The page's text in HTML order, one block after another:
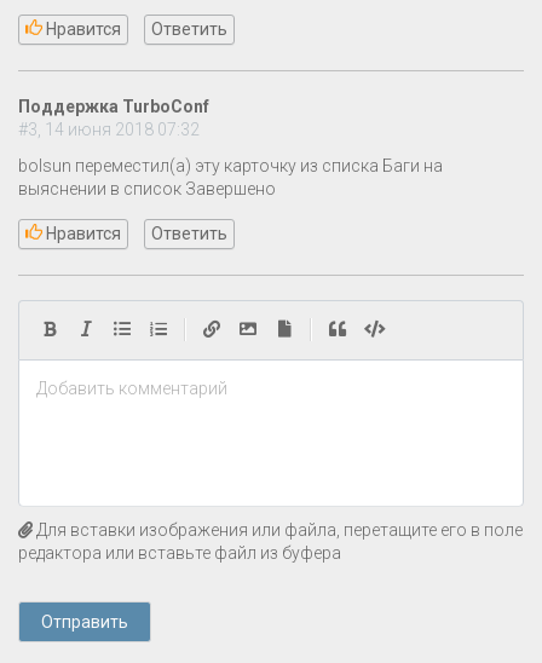
Нравится Ответить
Поддержка TurboConf
#3, 14 июня 2018 07:32
bolsun переместил(а) эту карточку из списка Баги на
выяснении в список Завершено
Нравится Ответить
Добавить комментарий
Для вставки изображения или файла, перетащите его в поле
редактора или вставьте файл из буфера